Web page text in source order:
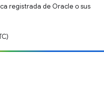
registrada de Oracle o sus